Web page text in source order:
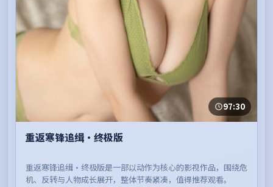
97:30
重返寒锋追缉·终极版
重返寒锋追缉·终极版是一部以动作为核心的影视作品，围绕危
机、反转与人物成长展开，整体节奏紧凑，值得推荐观看。